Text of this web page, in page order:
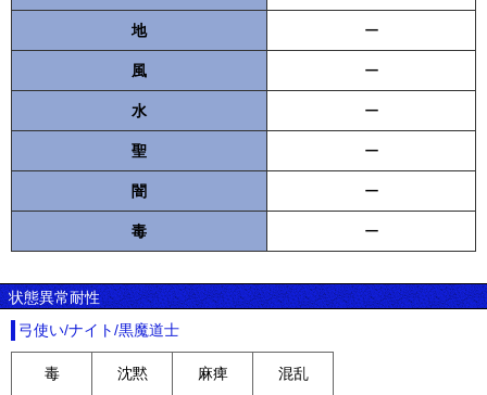
地 ー
風 ー
水 ー
聖 ー
闇 ー
毒 ー
状態異常耐性
弓使い/ナイト/黒魔道士
毒 沈黙 麻痺 混乱